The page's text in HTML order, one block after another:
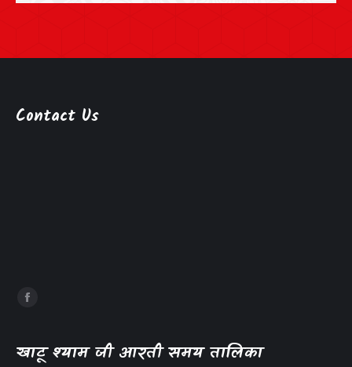
Contact Us
खाटू श्याम जी आरती समय तालिका